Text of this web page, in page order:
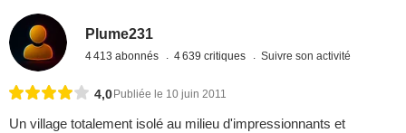
Plume231
4 413 abonnés 4 639 critiques Suivre son activité
4,0Publiée le 10 juin 2011
Un village totalement isolé au milieu d'impressionnants et